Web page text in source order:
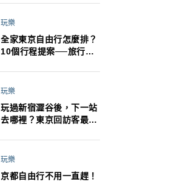
最高還罰百萬！注意事項
玩樂
全家東京自由行怎麼排？
10個行程提案──旅行不
法！
玩樂
玩過新宿澀谷後，下一站
去哪裡？東京回訪客最推
玩樂
京都自由行不用一直趕！